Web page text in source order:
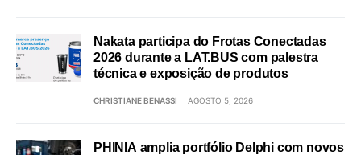
Nakata participa do Frotas Conectadas
2026 durante a LAT.BUS com palestra
técnica e exposição de produtos
CHRISTIANE BENASSI AGOSTO 5, 2026
PHINIA amplia portfólio Delphi com novos